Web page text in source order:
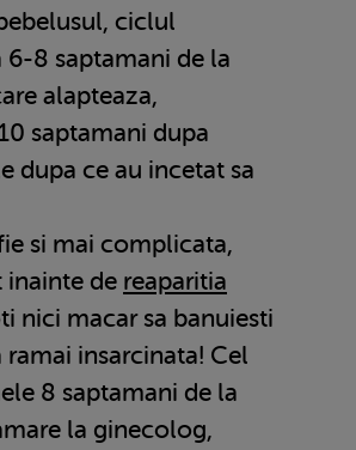
ciclul
6-8 saptamani de la
alapteaza,
saptamani dupa
dupa ce au incetat sa
si mai complicata,
de reaparitia
nici macar sa banuiesti
ramai insarcinata! Cel
8 saptamani de la
la ginecolog,